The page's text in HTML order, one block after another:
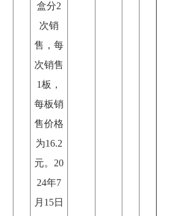
盒分2
次销
售，每
次销售
1板，
每板销
售价格
为16.2
元。20
24年7
月15日